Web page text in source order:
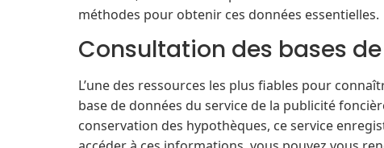
méthodes pour obtenir ces données essentielles.
Consultation des bases
L’une des ressources les plus fiables pour
base de données du service de la publicité
conservation des hypothèques, ce service